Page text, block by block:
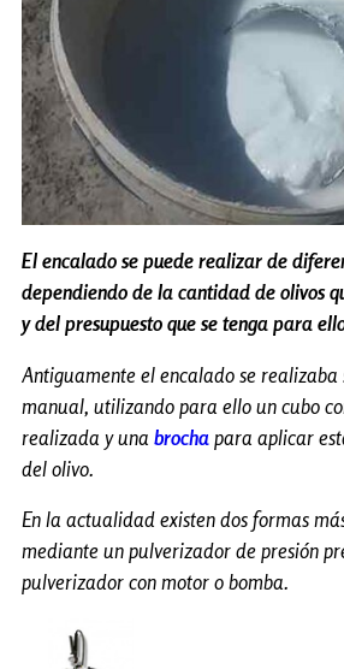
El encalado se puede realizar de
dependiendo de la cantidad de olivos
y del presupuesto que se tenga para
Antiguamente el encalado se
manual, utilizando para ello un cubo
realizada y una brocha para aplicar
del olivo.
En la actualidad existen dos formas
mediante un pulverizador de presión
pulverizador con motor o bomba.